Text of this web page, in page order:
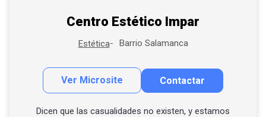
Centro Estético Impar
Estética Barrio Salamanca
Ver Microsite Contactar
Contactar por correo
Llamar por teléfono
Dicen que las casualidades no existen, y estamos